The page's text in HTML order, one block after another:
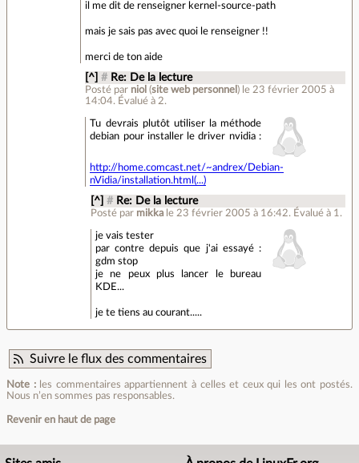
il me dit de renseigner kernel-source-path
mais je sais pas avec quoi le renseigner !!
merci de ton aide
[^] # Re: De la lecture
Posté par niol (site web personnel ) le 23 février 2005 à
14:04. Évalué à 2.
Tu devrais plutôt utiliser la méthode
debian pour installer le driver nvidia :
http://home.comcast.net/~andrex/Debian-
nVidia/installation.html(...)
[^] # Re: De la lecture
Posté par mikka le 23 février 2005 à 16:42. Évalué à 1 .
je vais tester
par contre depuis que j'ai essayé :
gdm stop
je ne peux plus lancer le bureau
KDE...
je te tiens au courant.....
Suivre le flux des commentaires
Note :les commentaires appartiennent à celles et ceux qui les ont postés.
Nous n’en sommes pas responsables.
Revenir en haut de page